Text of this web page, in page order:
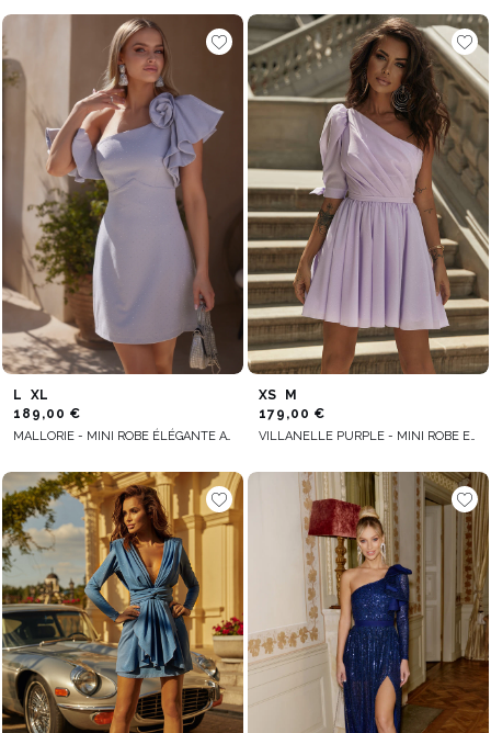
L
XL
189,00 €
MALLORIE - MINI ROBE ÉLÉGANTE AVEC ENCOLURE ASYMÉTRIQUE ET STRASS ARGENTÉS
XS
M
179,00 €